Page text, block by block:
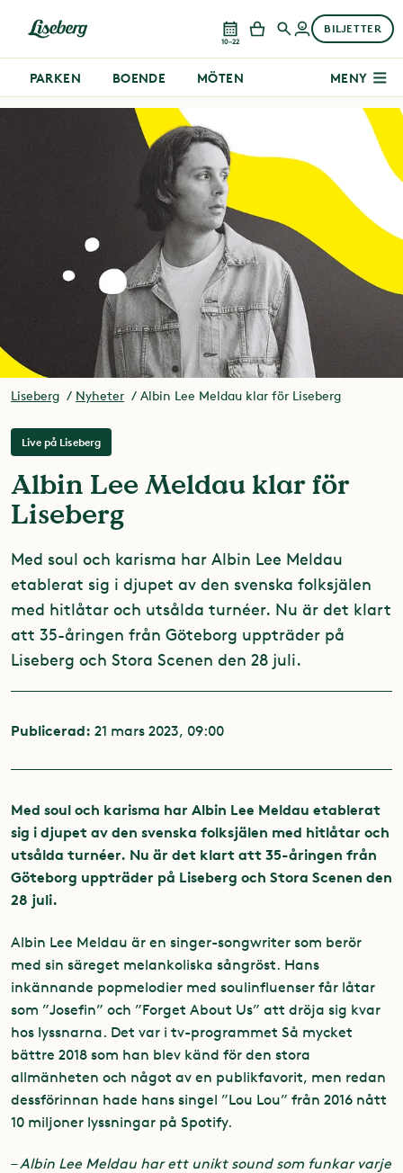
10–22
BILJETTER
PARKEN BOENDE MÖTEN MENY
Liseberg Nyheter Albin Lee Meldau klar för Liseberg
Live på Liseberg
Albin Lee Meldau klar för
Liseberg
Med soul och karisma har Albin Lee Meldau
etablerat sig i djupet av den svenska folksjälen
med hitlåtar och utsålda turnéer. Nu är det klart
att 35-åringen från Göteborg uppträder på
Liseberg och Stora Scenen den 28 juli.
Publicerad: 21 mars 2023, 09:00
Med soul och karisma har Albin Lee Meldau etablerat
sig i djupet av den svenska folksjälen med hitlåtar och
utsålda turnéer. Nu är det klart att 35-åringen från
Göteborg uppträder på Liseberg och Stora Scenen den
28 juli.
Albin Lee Meldau är en singer-songwriter som berör
med sin säreget melankoliska sångröst. Hans
inkännande popmelodier med soulinfluenser får låtar
som ”Josefin” och ”Forget About Us” att dröja sig kvar
hos lyssnarna. Det var i tv-programmet Så mycket
bättre 2018 som han blev känd för den stora
allmänheten och något av en publikfavorit, men redan
dessförinnan hade hans singel ”Lou Lou” från 2016 nått
10 miljoner lyssningar på Spotify.
–Albin Lee Meldau har ett unikt sound som funkar varje